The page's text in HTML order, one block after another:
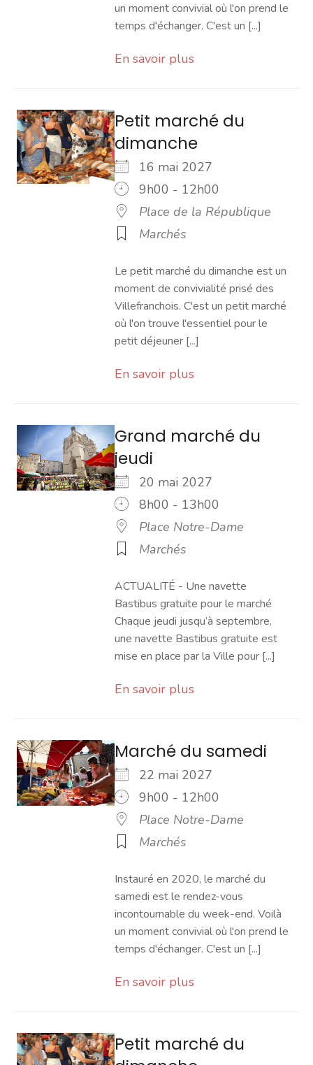
un moment convivial où l'on prend le
temps d'échanger. C'est un [...]
En savoir plus
Petit marché du
dimanche
16 mai 2027
9h00 - 12h00
Place de la République
Marchés
Le petit marché du dimanche est un
moment de convivialité prisé des
Villefranchois. C'est un petit marché
où l'on trouve l'essentiel pour le
petit déjeuner [...]
En savoir plus
Grand marché du
jeudi
20 mai 2027
8h00 - 13h00
Place Notre-Dame
Marchés
ACTUALITÉ - Une navette
Bastibus gratuite pour le marché
Chaque jeudi jusqu’à septembre,
une navette Bastibus gratuite est
mise en place par la Ville pour [...]
En savoir plus
Marché du samedi
22 mai 2027
9h00 - 12h00
Place Notre-Dame
Marchés
Instauré en 2020, le marché du
samedi est le rendez-vous
incontournable du week-end. Voilà
un moment convivial où l'on prend le
temps d'échanger. C'est un [...]
En savoir plus
Petit marché du